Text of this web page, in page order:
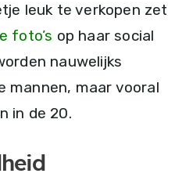
leuk te verkopen zet
foto’s op haar social
nauwelijks
mannen, maar vooral
in de 20.